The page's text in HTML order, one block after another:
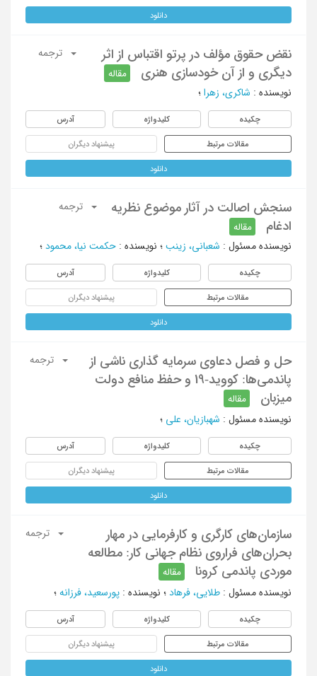
دانلود
نقض حقوق مؤلف در پرتو اقتباس از اثر
دیگری و از آن خودسازی هنری
مقاله
ترجمه
نویسنده : شاکری، زهرا ؛
چکیده کلیدواژه آدرس
مقالات مرتبط پیشنهاد دیگران
دانلود
سنجش اصالت در آثار موضوع نظریه
ادغام
مقاله
ترجمه
نویسنده مسئول : شعبانی، زینب ؛ نویسنده : حکمت نیا، محمود ؛
چکیده کلیدواژه آدرس
مقالات مرتبط پیشنهاد دیگران
دانلود
حل و فصل دعاوی سرمایه گذاری ناشی از
پاندمی‌ها: کووید-19 و حفظ منافع دولت
میزبان
مقاله
ترجمه
نویسنده مسئول : شهبازیان، علی ؛
چکیده کلیدواژه آدرس
مقالات مرتبط پیشنهاد دیگران
دانلود
سازمان‌های کارگری و کارفرمایی در مهار
بحران‌‌های فراروی نظام جهانی کار: مطالعه
موردی پاندمی کرونا
مقاله
ترجمه
نویسنده مسئول : طلایی، فرهاد ؛ نویسنده : پورسعید، فرزانه ؛
چکیده کلیدواژه آدرس
مقالات مرتبط پیشنهاد دیگران
دانلود